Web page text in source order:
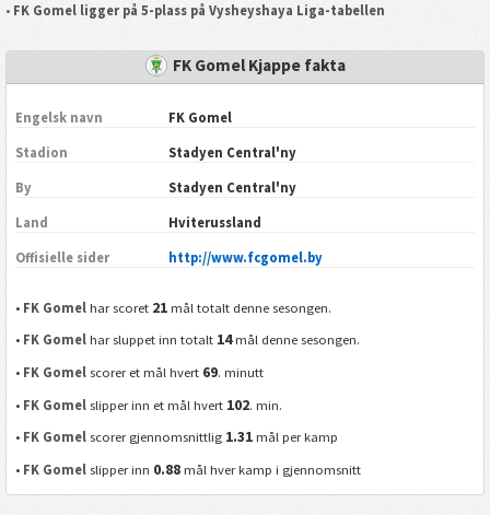
• FK Gomel ligger på 5-plass på Vysheyshaya Liga-tabellen
FK Gomel Kjappe fakta
Engelsk navn FK Gomel
Stadion Stadyen Central'ny
By Stadyen Central'ny
Land Hviterussland
Offisielle sider http://www.fcgomel.by
• FK Gomel har scoret 21 mål totalt denne sesongen.
• FK Gomel har sluppet inn totalt 14mål denne sesongen.
• FK Gomel scorer et mål hvert 69. minutt
• FK Gomel slipper inn et mål hvert 102. min.
• FK Gomel scorer gjennomsnittlig 1.31 mål per kamp
• FK Gomel slipper inn 0.88 mål hver kamp i gjennomsnitt